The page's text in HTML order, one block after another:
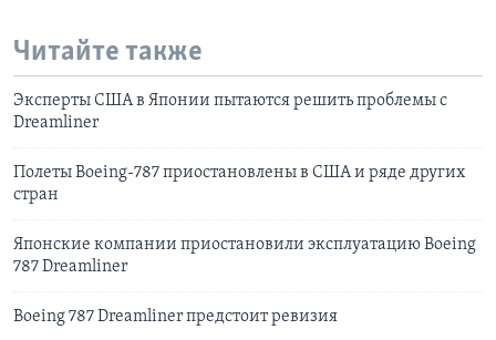
Читайте также
Эксперты США в Японии пытаются решить проблемы с
Dreamliner
Полеты Boeing-787 приостановлены в США и ряде других
стран
Японские компании приостановили эксплуатацию Boeing
787 Dreamliner
Boeing 787 Dreamliner предстоит ревизия